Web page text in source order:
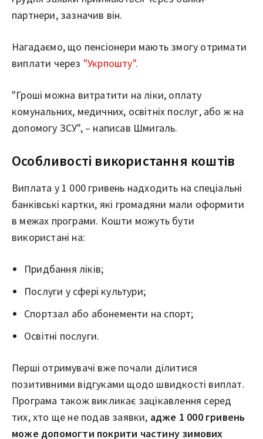
партнери, зазначив він.
Нагадаємо, що пенсіонери мають змогу отримати
виплати через "Укрпошту".
"Гроші можна витратити на ліки, оплату
комунальних, медичних, освітніх послуг, або ж на
допомогу ЗСУ", – написав Шмигаль.
Особливості використання коштів
Виплата у 1 000 гривень надходить на спеціальні
банківські картки, які громадяни мали оформити
в межах програми. Кошти можуть бути
використані на:
Придбання ліків;
Послуги у сфері культури;
Спортзал або абонементи на спорт;
Освітні послуги.
Перші отримувачі вже почали ділитися
позитивними відгуками щодо швидкості виплат.
Програма також викликає зацікавлення серед
тих, хто ще не подав заявки, адже 1 000 гривень
може допомогти покрити частину зимових